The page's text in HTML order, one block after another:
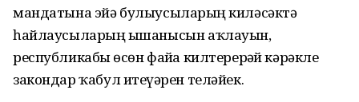
мандатына эйә булыусыларҙың киләсәктә
һайлаусыларҙың ышанысын аҡлауын,
республикабыҙ өсөн файҙа килтерерҙәй кәрәкле
закондар ҡабул итеүҙәрен теләйек.